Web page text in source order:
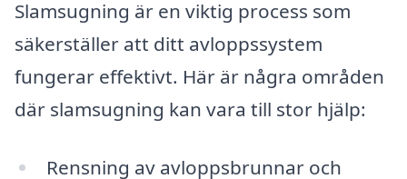
Slamsugning är en viktig process som
säkerställer att ditt avloppssystem
fungerar effektivt. Här är några områden
där slamsugning kan vara till stor hjälp:
Rensning av avloppsbrunnar och